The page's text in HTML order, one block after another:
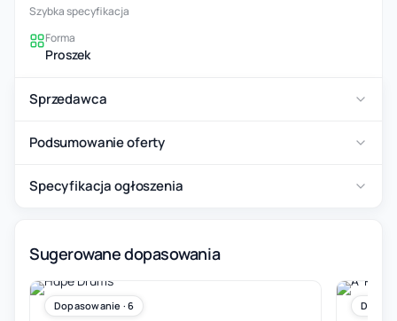
Szybka specyfikacja
Forma
Proszek
Sprzedawca
Podsumowanie oferty
Specyfikacja ogłoszenia
Sugerowane dopasowania
Dopasowanie · 6